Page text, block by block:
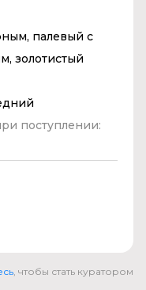
палевый с
золотистый
поступлении:
, чтобы стать куратором